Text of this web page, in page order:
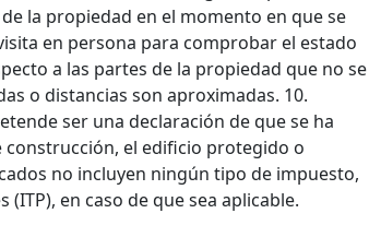
la propiedad en el momento en que se
en persona para comprobar el estado
a las partes de la propiedad que no se
o distancias son aproximadas. 10.
ser una declaración de que se ha
el edificio protegido o
no incluyen ningún tipo de impuesto,
en caso de que sea aplicable.